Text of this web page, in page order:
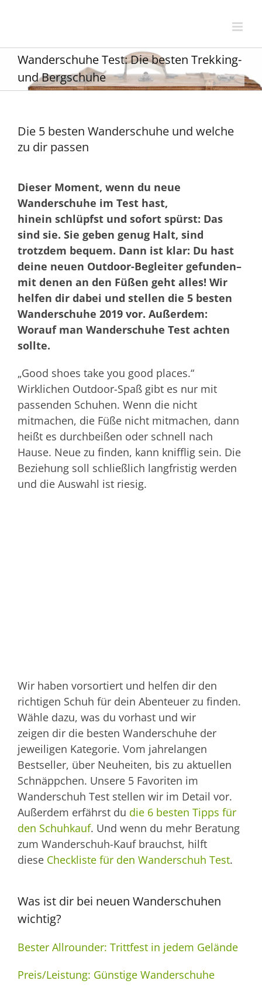
Wanderschuhe Test: Die besten Trekking-
und Bergschuhe
Die 5 besten Wanderschuhe und welche
zu dir passen
Dieser Moment, wenn du neue
Wanderschuhe im Test hast,
hinein schlüpfst und sofort spürst: Das
sind sie. Sie geben genug Halt, sind
trotzdem bequem. Dann ist klar: Du hast
deine neuen Outdoor-Begleiter gefunden–
mit denen an den Füßen geht alles! Wir
helfen dir dabei und stellen die 5 besten
Wanderschuhe 2019 vor. Außerdem:
Worauf man Wanderschuhe Test achten
sollte.
„Good shoes take you good places.“
Wirklichen Outdoor-Spaß gibt es nur mit
passenden Schuhen. Wenn die nicht
mitmachen, die Füße nicht mitmachen, dann
heißt es durchbeißen oder schnell nach
Hause. Neue zu finden, kann knifflig sein. Die
Beziehung soll schließlich langfristig werden
und die Auswahl ist riesig.
Wir haben vorsortiert und helfen dir den
richtigen Schuh für dein Abenteuer zu finden.
Wähle dazu, was du vorhast und wir
zeigen dir die besten Wanderschuhe der
jeweiligen Kategorie. Vom jahrelangen
Bestseller, über Neuheiten, bis zu aktuellen
Schnäppchen. Unsere 5 Favoriten im
Wanderschuh Test stellen wir im Detail vor.
Außerdem erfährst du die 6 besten Tipps für
den Schuhkauf. Und wenn du mehr Beratung
zum Wanderschuh-Kauf brauchst, hilft
diese Checkliste für den Wanderschuh Test.
Was ist dir bei neuen Wanderschuhen
wichtig?
Bester Allrounder: Trittfest in jedem Gelände
Preis/Leistung: Günstige Wanderschuhe